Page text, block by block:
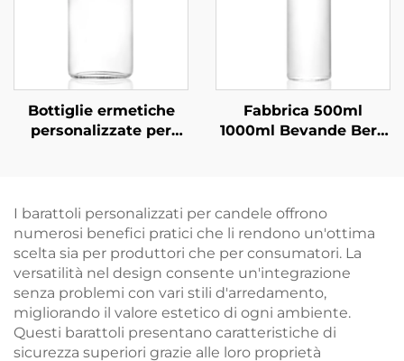
Bottiglie ermetiche
personalizzate per
ml
Fabbrica 500ml
1000ml Bevande Bere
I barattoli personalizzati per candele offrono
numerosi benefici pratici che li rendono un'ottima
scelta sia per produttori che per consumatori. La
versatilità nel design consente un'integrazione
senza problemi con vari stili d'arredamento,
migliorando il valore estetico di ogni ambiente.
Questi barattoli presentano caratteristiche di
sicurezza superiori grazie alle loro proprietà